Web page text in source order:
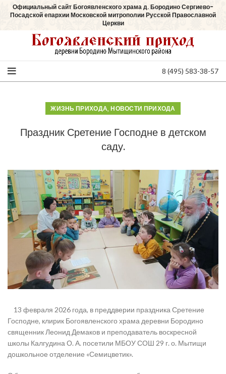
Официальный сайт Богоявленского храма д. Бородино Сергиево-
Посадской епархии Московской митрополии Русской Православной
Церкви
8 (495) 583-38-57
ЖИЗНЬ ПРИХОДА,НОВОСТИ ПРИХОДА
Праздник Сретение Господне в детском
саду.
13 февраля 2026 года, в преддверии праздника Сретение
Господне, клирик Богоявленского храма деревни Бородино
священник Леонид Демаков и преподаватель воскресной
школы Калгудина О. А. посетили МБОУ СОШ 29 г. о. Мытищи
дошкольное отделение «Семицветик».